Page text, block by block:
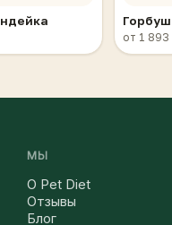
от 1 893
МЫ
О Pet Diet
Отзывы
Блог